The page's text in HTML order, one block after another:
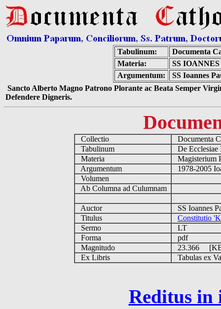
Tabulinum:
Documenta
Materia:
SS
Argumentum:
SS Ioannes
Sancto Alberto Magno Patrono Plorante ac Beata Semper
Defendere Digneris.
Collectio
Documenta
Tabulinum
De
Materia
Magisterium
Argumentum
1978-2005
Volumen
Ab Columna ad Culumnam
Auctor
SS Ioannes
Titulus
Constitutio
Sermo
LT
Forma
pdf
Magnitudo
23.366
Ex Libris
Tabulas ex
Reditus in